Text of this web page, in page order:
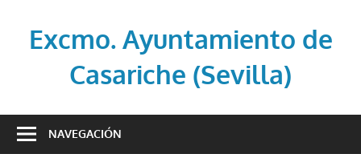
contenidoExcmo. Ayuntamiento de
Casariche (Sevilla)
oficialNAVEGACIÓN